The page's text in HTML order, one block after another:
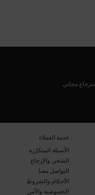
مجاني
خدمة العملاء​
الأسئلة المتكرّرة​
الشحن والإرجاع​
التواصل معنا​
الأحكام والشروط​
الخصوصية والأمن​